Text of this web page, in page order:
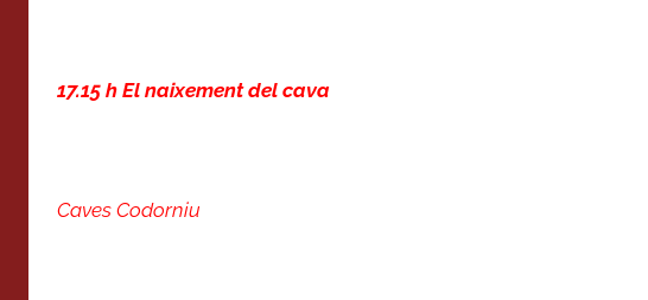
17.15 h El naixement del cava
Caves Codorniu